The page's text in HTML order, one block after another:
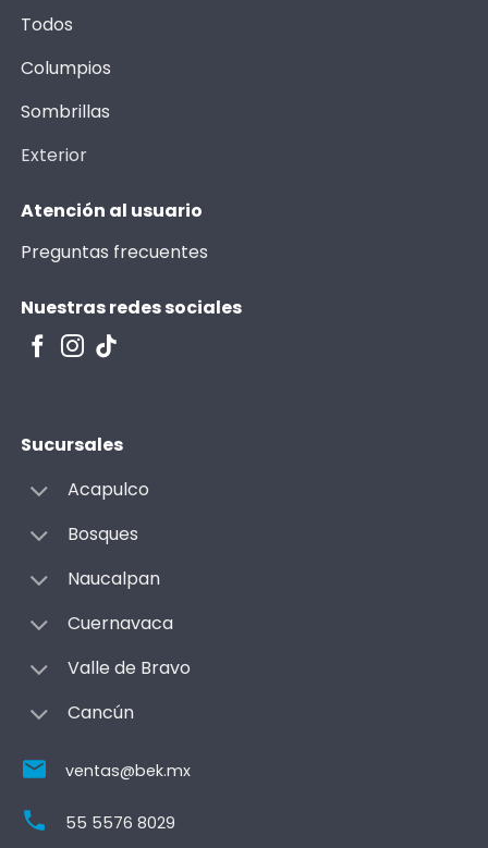
Todos
Columpios
Sombrillas
Exterior
Atención al usuario
Preguntas frecuentes
Nuestras redes sociales
Sucursales
Acapulco
Bosques
Naucalpan
Cuernavaca
Valle de Bravo
Cancún
ventas@bek.mx
55 5576 8029